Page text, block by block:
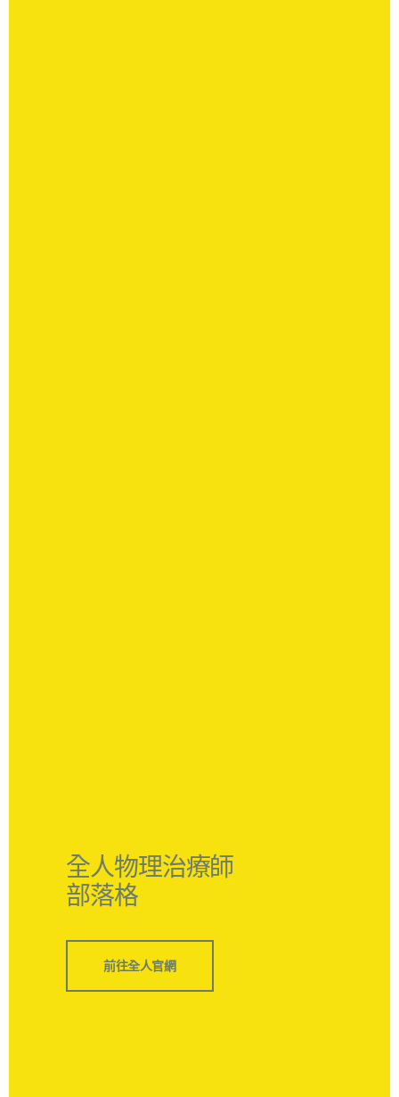
全人物理治療師
部落格
前往全人官網